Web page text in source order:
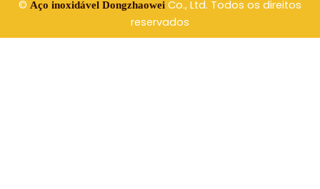
o
k
b
© Aço inoxidável Dongzhaowei Co., Ltd. Todos os direitos
reservados